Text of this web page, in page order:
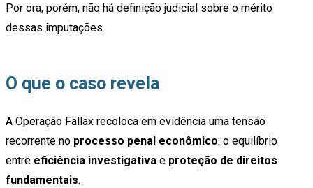
Por ora, porém, não há definição judicial sobre o mérito
dessas imputações.
O que o caso revela
A Operação Fallax recoloca em evidência uma tensão
recorrente no processo penal econômico: o equilíbrio
entre eficiência investigativa e proteção de direitos
fundamentais.